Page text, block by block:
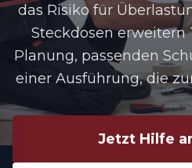
das Risiko für
Steckdosen
Planung, passenden
einer Ausführung, die
Jetzt Hilfe